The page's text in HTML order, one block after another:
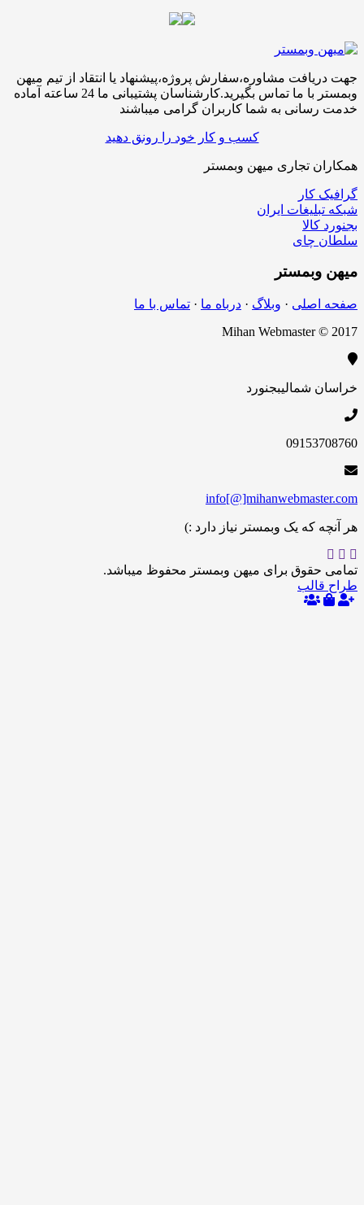
مشاوره،سفارش پروژه،پیشنهاد یا انتقاد از تیم میهن
وبمستر با ما تماس بگیرید.کارشناسان پشتیبانی ما 24 ساعته آماده
به شما کاربران گرامی میباشند
کسب و کار خود را رونق دهید
تجاری میهن وبمستر
ایران
چای
وبمستر
· وبلاگ · درباه ما · تماس با ما
Mihan Webmaster
شمالیبجنورد
که یک وبمستر نیاز دارد :)
برای میهن وبمستر محفوظ میباشد.